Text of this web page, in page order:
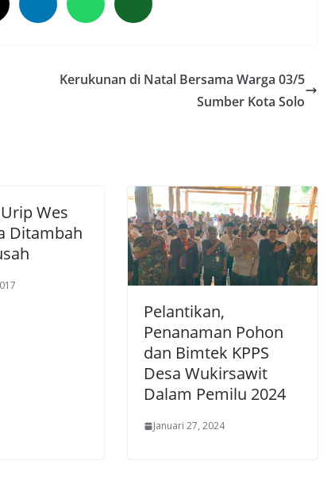
Kerukunan di Natal Bersama Warga 03/5
Sumber Kota Solo
Wes
Ditambah
Pelantikan,
Penanaman Pohon
dan Bimtek KPPS
Desa Wukirsawit
Dalam Pemilu 2024
Januari 27, 2024